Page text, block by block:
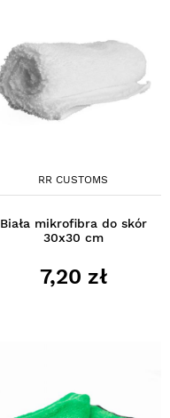
RR CUSTOMS
Biała mikrofibra do skór
30x30 cm
7,20 zł